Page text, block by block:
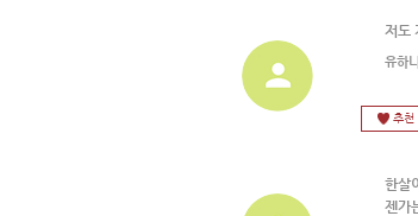
저도
유하니
추천
한살
젠가